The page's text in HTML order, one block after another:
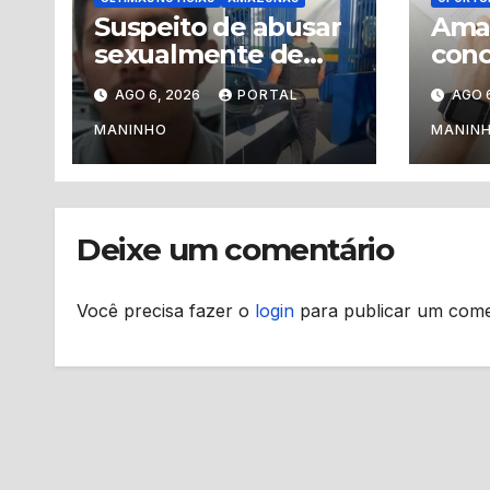
Suspeito de abusar
sexualmente de
menina de 8 anos é
preso no município
de Iranduba
AGO 6, 2026 PORTAL
MANINHO
com
e
no
AGO
Deixe um comentário
Você precisa fazer o login para publicar um